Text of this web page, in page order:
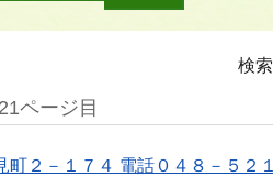
検
21ページ目
２－１７４ 電話０４８－５２